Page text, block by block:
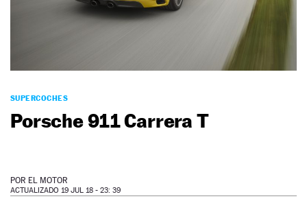
SUPERCOCHES
Porsche 911 Carrera T
POR EL MOTOR
ACTUALIZADO 19 JUL 18 - 23: 39